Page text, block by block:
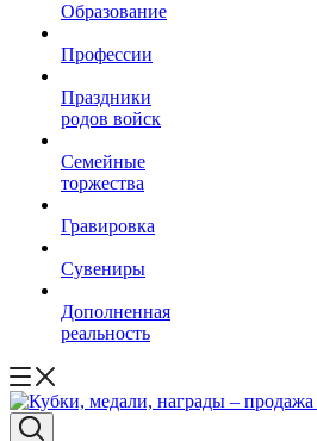
Образование
Профессии
Праздники
родов войск
Семейные
торжества
Гравировка
Сувениры
Дополненная
реальность